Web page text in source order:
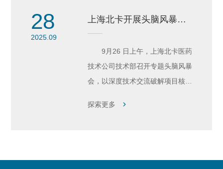
新闻资讯
28
2025.09
上海北卡开展头脑风暴解
9月26 日上午，上海北卡医药
技术公司技术部召开专题头脑风暴
会，以深度技术交流破解项目核心
探索更多